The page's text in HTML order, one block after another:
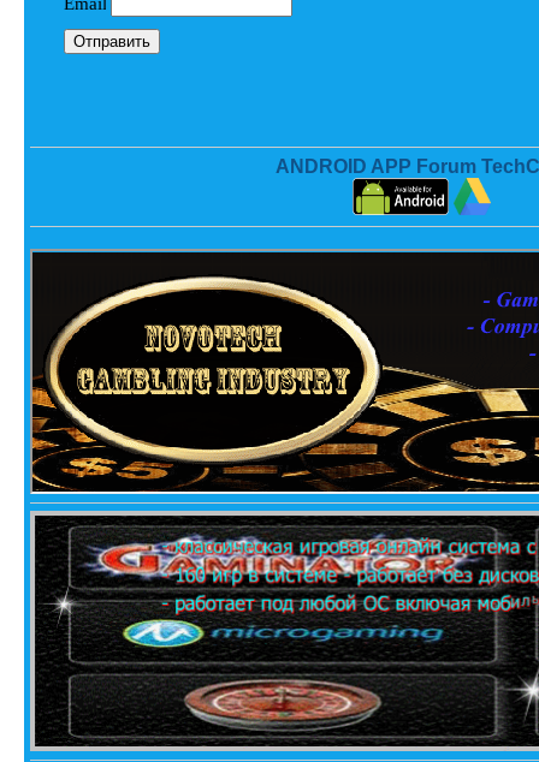
ANDROID APP Forum